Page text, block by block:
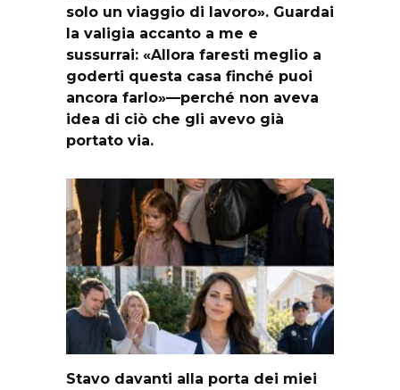
solo un viaggio di lavoro». Guardai
la valigia accanto a me e
sussurrai: «Allora faresti meglio a
goderti questa casa finché puoi
ancora farlo»—perché non aveva
idea di ciò che gli avevo già
portato via.
Stavo davanti alla porta dei miei